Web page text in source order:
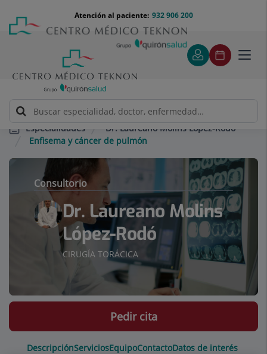
contenido
Menú
teléfono
cabecera
932 906 200
Atención al paciente:
Especialidades
Dr. Laureano Molins López-Rodó
Enfisema y cáncer de pulmón
Consultorio
Dr. Laureano Molins
López-Rodó
CIRUGÍA TORÁCICA
DescripciónServiciosEquipoContactoDatos de interés
Pedir cita